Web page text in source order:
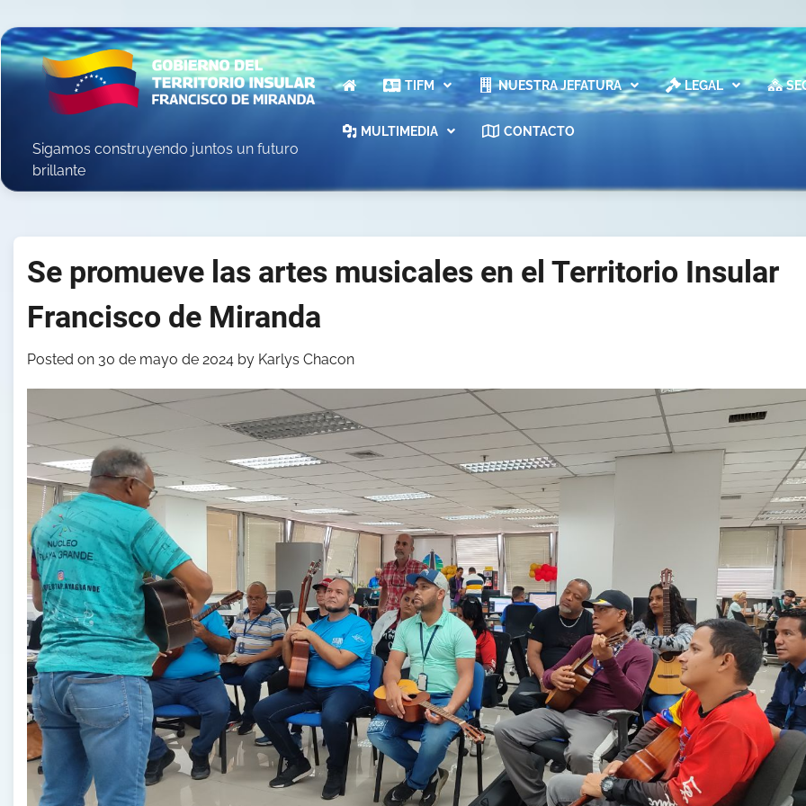
to
content
Sigamos construyendo juntos un futuro
brillante
INICIO TIFM NUESTRA JEFATURA LEGAL
MULTIMEDIA CONTACTO
Se promueve las artes musicales en el Territorio Insular
Francisco de Miranda
Posted on 30 de mayo de 2024 by Karlys Chacon